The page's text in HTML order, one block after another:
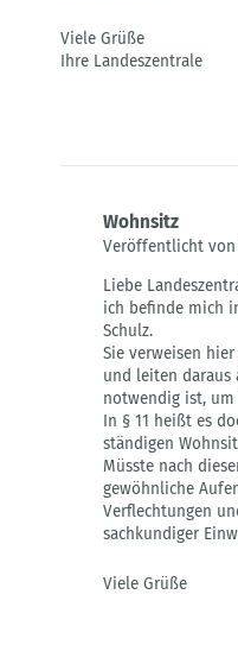
Viele Grüße
Ihre Landeszentrale
Wohnsitz
Veröffentlicht von
auf
Wohnsitz
sachkundiger
Einwohner
von
Landeszentrale
Liebe
ich befinde mich
Schulz.
Sie verweisen
und leiten daraus
notwendig ist, um
In § 11 heißt es
ständigen
Müsste nach
gewöhnliche
Verflechtungen
sachkundiger
Viele Grüße